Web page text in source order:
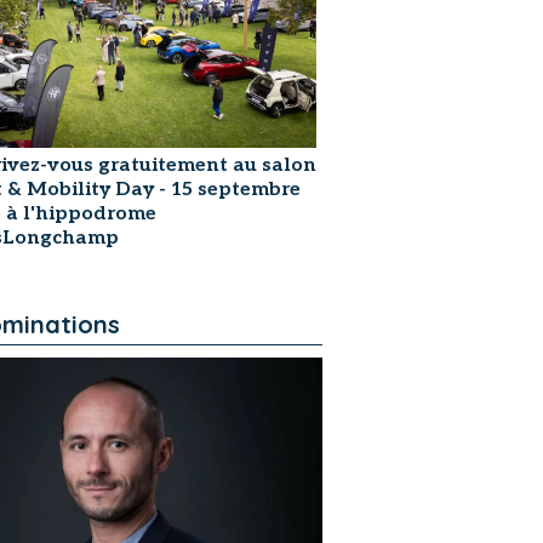
vous gratuitement au salon
& Mobility Day - 15 septembre
à l'hippodrome